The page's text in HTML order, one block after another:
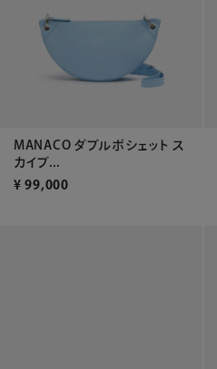
MANACO ダブルポシェット ス
カイブ...
¥ 99,000